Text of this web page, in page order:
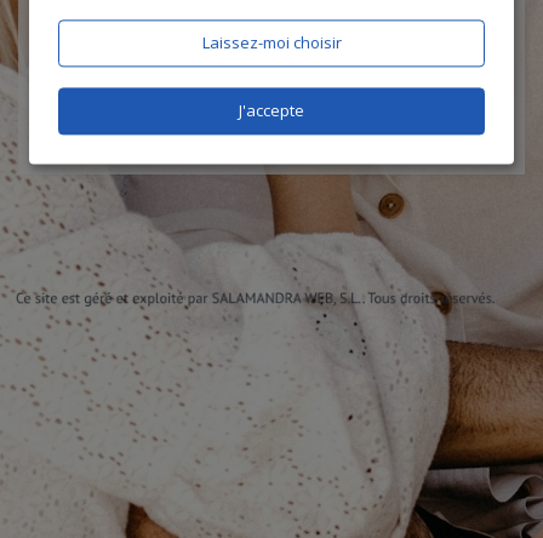
certifie être âgé de plus de 18 ans
Laissez-moi choisir
J'accepte